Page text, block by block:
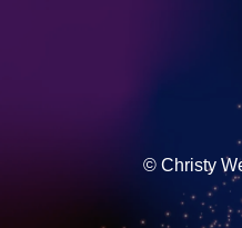
© Christy